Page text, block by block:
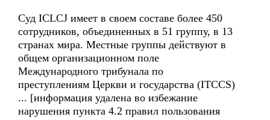
Суд ICLCJ имеет в своем составе более 450
сотрудников, объединенных в 51 группу, в 13
странах мира. Местные группы действуют в
общем организационном поле
Международного трибунала по
преступлениям Церкви и государства (ITCCS)
... [информация удалена во избежание
нарушения пункта 4.2 правил пользования